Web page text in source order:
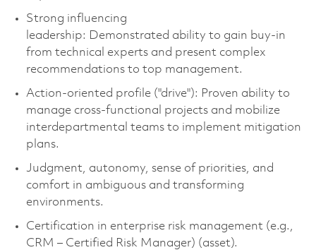
Strong influencing
leadership: Demonstrated ability to gain buy-in
from technical experts and present complex
recommendations to top management.
Action-oriented profile ("drive"): Proven ability to
manage cross-functional projects and mobilize
interdepartmental teams to implement mitigation
plans.
Judgment, autonomy, sense of priorities, and
comfort in ambiguous and transforming
environments.
Certification in enterprise risk management (e.g.,
CRM – Certified Risk Manager) (asset).